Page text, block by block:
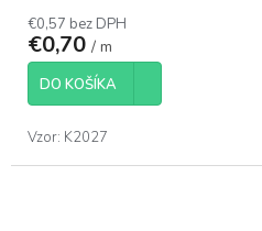
€0,57 bez DPH
€0,70 / m
DO KOŠÍKA
Vzor: K2027